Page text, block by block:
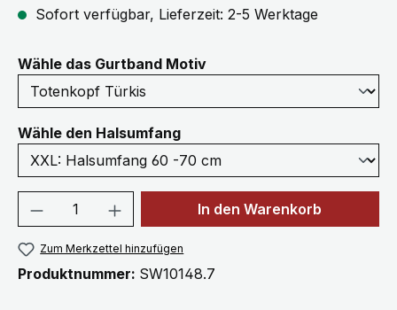
Sofort verfügbar, Lieferzeit: 2-5 Werktage
Wähle das Gurtband Motivauswählen
Wähle den Halsumfangauswählen
Produkt Anzahl: Gib denIn den Warenkorb
Zum Merkzettel hinzufügen
Produktnummer: SW10148.7